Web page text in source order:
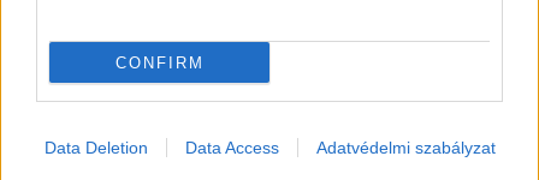
CONFIRM
Data Deletion Data Access Adatvédelmi szabályzat